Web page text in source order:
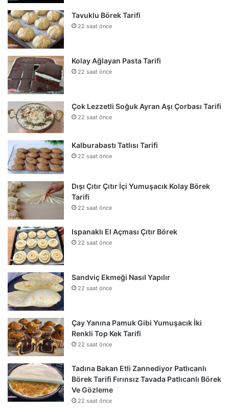
Tavuklu Börek Tarifi
22 saat önce
Kolay Ağlayan Pasta Tarifi
22 saat önce
Çok Lezzetli Soğuk Ayran Aşı Çorbası Tarifi
22 saat önce
Kalburabastı Tatlısı Tarifi
22 saat önce
Dışı Çıtır Çıtır İçi Yumuşacık Kolay Börek
Tarifi
22 saat önce
Ispanaklı El Açması Çıtır Börek
22 saat önce
Sandviç Ekmeği Nasıl Yapılır
22 saat önce
Çay Yanına Pamuk Gibi Yumuşacık İki
Renkli Top Kek Tarifi
22 saat önce
Tadına Bakan Etli Zannediyor Patlıcanlı
Börek Tarifi Fırınsız Tavada Patlıcanlı Börek
Ve Gözleme
22 saat önce